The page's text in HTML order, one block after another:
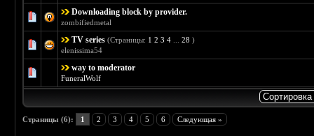
Downloading block by provider.
zombifiedmetal
Голосов: 0 - Средняя оценка: 0 из 5
1 2345
TV series (Страницы: 1 2 3 4 ...28 )
elenissima54
Голосов: 2 - Средняя оценка: 5 из 5
12345
way to moderator
FuneralWolf
Голосов: 0 - Средняя оценка: 0 из 5
1234
Страницы (6): 1 2 3 4 5 6 Следующая »